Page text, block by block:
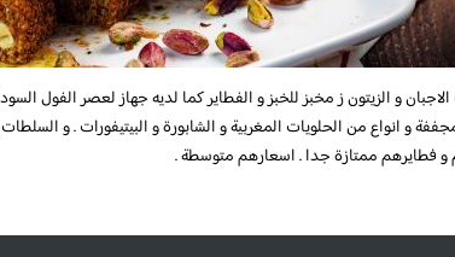
و الزيتون ز مخبز للخبز و الفطاير كما لديه جهاز لعصر الفول
و انواع من الحلويات المغربية و الشابورة و البيتيفورات . و
و فطايرهم ممتازة جدا . اسعارهم متوسطة .